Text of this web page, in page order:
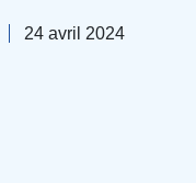
24 avril 2024